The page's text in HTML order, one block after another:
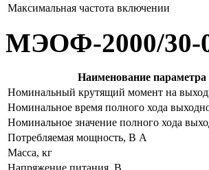
Максимальная частота включении
МЭОФ-2000/30-
Наименование параметра
Номинальный крутящий момент на
Номинальное время полного хода
Номинальное значение полного хода
Потребляемая мощность, В А
Масса, кг